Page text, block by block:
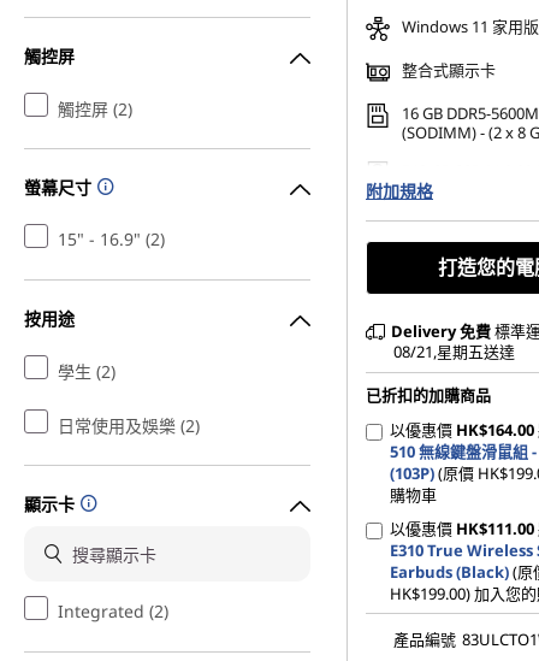
觸控屏
觸控屏 (2)
螢幕尺寸
15" - 16.9" (2)
按用途
學生 (2)
日常使用及娛樂 (2)
顯示卡
Integrated (2)
Windows 11 家用
整合式顯示卡
16 GB DDR5-
(SODIMM) - (2 x 8
Gen4 QLC
附加規格
打造您的電
Delivery免費標準
08/21,星期五送達
已折扣的加購商品
以優惠價 HK$164.00
510 無線鍵盤滑鼠組
(103P)(原價
購物車
以優惠價 HK$111.00
E310 True
Earbuds (Black)(原
HK$199.00) 加入您
產品編號